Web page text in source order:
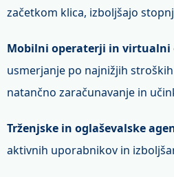
začetkom klica, izboljšajo
Mobilni operaterji in virtualni
usmerjanje po najnižjih
natančno zaračunavanje in
Trženjske in oglaševalske
aktivnih uporabnikov in